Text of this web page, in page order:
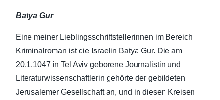
Batya Gur
Eine meiner Lieblingsschriftstellerinnen im Bereich
Kriminalroman ist die Israelin Batya Gur. Die am
20.1.1047 in Tel Aviv geborene Journalistin und
Literaturwissenschaftlerin gehörte der gebildeten
Jerusalemer Gesellschaft an, und in diesen Kreisen